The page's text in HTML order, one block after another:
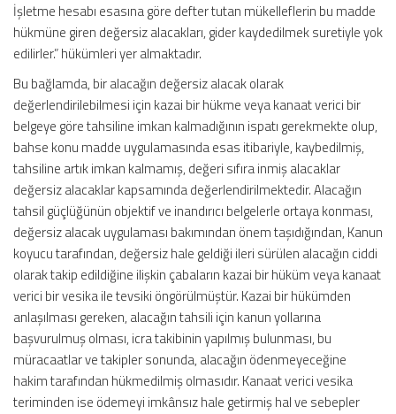
İşletme hesabı esasına göre defter tutan mükelleflerin bu madde
hükmüne giren değersiz alacakları, gider kaydedilmek suretiyle yok
edilirler.” hükümleri yer almaktadır.
Bu bağlamda, bir alacağın değersiz alacak olarak
değerlendirilebilmesi için kazai bir hükme veya kanaat verici bir
belgeye göre tahsiline imkan kalmadığının ispatı gerekmekte olup,
bahse konu madde uygulamasında esas itibariyle, kaybedilmiş,
tahsiline artık imkan kalmamış, değeri sıfıra inmiş alacaklar
değersiz alacaklar kapsamında değerlendirilmektedir. Alacağın
tahsil güçlüğünün objektif ve inandırıcı belgelerle ortaya konması,
değersiz alacak uygulaması bakımından önem taşıdığından, Kanun
koyucu tarafından, değersiz hale geldiği ileri sürülen alacağın ciddi
olarak takip edildiğine ilişkin çabaların kazai bir hüküm veya kanaat
verici bir vesika ile tevsiki öngörülmüştür. Kazai bir hükümden
anlaşılması gereken, alacağın tahsili için kanun yollarına
başvurulmuş olması, icra takibinin yapılmış bulunması, bu
müracaatlar ve takipler sonunda, alacağın ödenmeyeceğine
hakim tarafından hükmedilmiş olmasıdır. Kanaat verici vesika
teriminden ise ödemeyi imkânsız hale getirmiş hal ve sebepler